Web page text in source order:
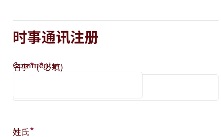
时事通讯注册
Comments
名字*(*必填)
姓氏*